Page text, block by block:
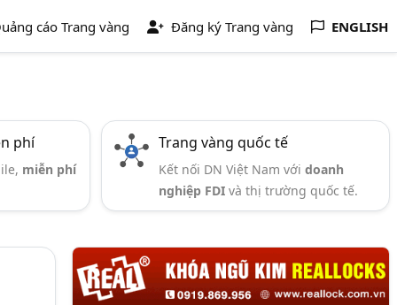
cáo Trang vàng Đăng ký Trang vàng ENGLISH
phí
miễn phí
Trang vàng quốc tế
Kết nối DN Việt Nam vớidoanh
nghiệp FDI và thị trường quốc tế.